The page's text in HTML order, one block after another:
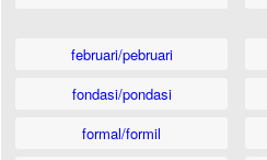
februari/pebruari
fondasi/pondasi
formal/formil